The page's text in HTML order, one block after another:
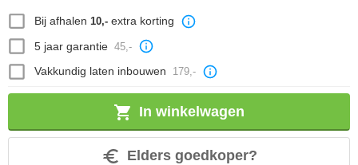
Bij afhalen 10,-extra korting
5 jaar garantie 45,-
Vakkundig laten inbouwen 179,-
In winkelwagen
Elders goedkoper?